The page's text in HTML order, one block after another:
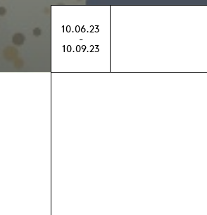
10.06.23
-
10.09.23